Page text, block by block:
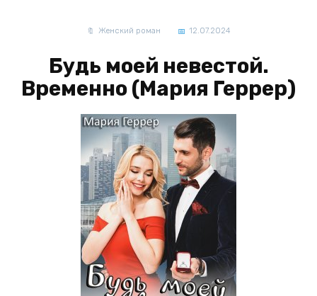
Женский роман 12.07.2024
Будь моей невестой.
Временно (Мария Геррер)